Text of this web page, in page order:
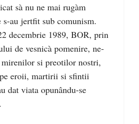
sà nu ne mai rugàm
s-au jertfit sub comunism.
decembrie 1989, BOR, prin
de vesnicà pomenire, ne-
mirenilor si preotilor nostri,
eroii, martirii si sfintii
dat viata opunându-se